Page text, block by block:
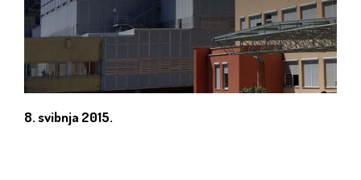
8. svibnja 2015.